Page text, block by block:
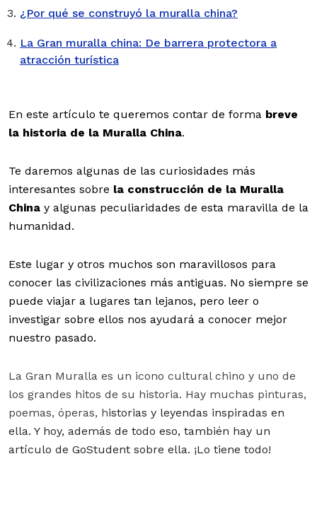
¿Por qué se construyó la muralla china?
La Gran muralla china: De barrera protectora a
atracción turística
En este artículo te queremos contar de forma breve
la historia de la Muralla China.
Te daremos algunas de las curiosidades más
interesantes sobre la construcción de la Muralla
China y algunas peculiaridades de esta maravilla de la
humanidad.
Este lugar y otros muchos son maravillosos para
conocer las civilizaciones más antiguas. No siempre se
puede viajar a lugares tan lejanos, pero leer o
investigar sobre ellos nos ayudará a conocer mejor
nuestro pasado.
La Gran Muralla es un icono cultural chino y uno de
los grandes hitos de su historia. Hay muchas pinturas,
poemas, óperas, historias y leyendas inspiradas en
ella. Y hoy, además de todo eso, también hay un
artículo de GoStudent sobre ella. ¡Lo tiene todo!